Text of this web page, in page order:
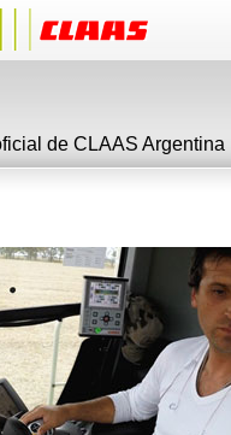
de CLAAS Argentina